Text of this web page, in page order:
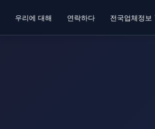
우리에 대해 연락하다 전국업체정보